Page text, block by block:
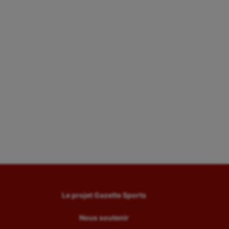
Le projet Gazette Sports
Nous soutenir